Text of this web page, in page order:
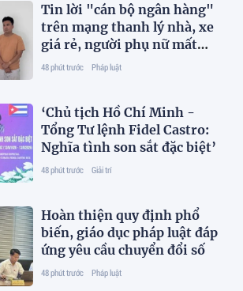
Tin lời "cán bộ ngân hàng"
trên mạng thanh lý nhà, xe
giá rẻ, người phụ nữ mất
trắng hơn 1 tỷ đồng
48 phút trước Pháp luật
‘Chủ tịch Hồ Chí Minh -
Tổng Tư lệnh Fidel Castro:
Nghĩa tình son sắt đặc biệt’
48 phút trước Giải trí
Hoàn thiện quy định phổ
biến, giáo dục pháp luật đáp
ứng yêu cầu chuyển đổi số
48 phút trước Pháp luật